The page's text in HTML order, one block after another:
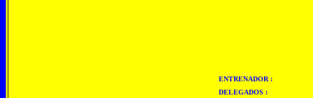
ENTRENADOR :
DELEGADOS :